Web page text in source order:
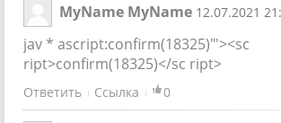
MyName MyName 12.07.2021
jav * ascript:confirm(18325)"'><sc
ript>confirm(18325)</sc ript>
Ответить Ссылка 0